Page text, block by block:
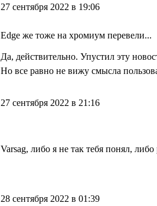
27 сентября 2022 в 19:06
Edge же тоже на хромиум перевели...
Да, действительно. Упустил эту
Но все равно не вижу смысла
27 сентября 2022 в 21:16
Varsag, либо я не так тебя понял,
28 сентября 2022 в 01:39